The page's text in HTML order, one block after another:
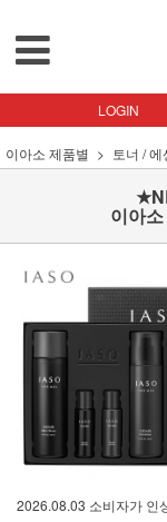
LOGIN
이아소 제품별 토너 /
이아
2026.08.03 소비자가 인